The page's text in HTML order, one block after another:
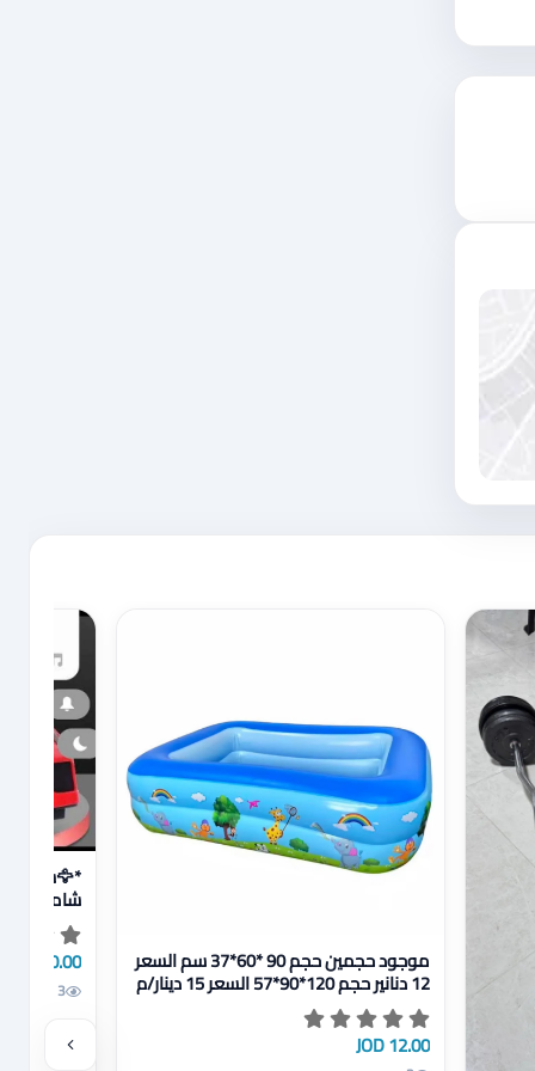
عرض تفاصيل موجود حجمين حجم 90 *60*37 سم السعر 12 دنانير حجم 120*90*57 السعر 15 دينار/م نموجود حجمين حجم 90 *60*37 سم السعر
12 دنانير حجم 120*90*57 السعر 15 دينار/م
ن
12.00 JOD
عرض تفاصيل *🦅سيارة
شامل
20.00 JOD
3